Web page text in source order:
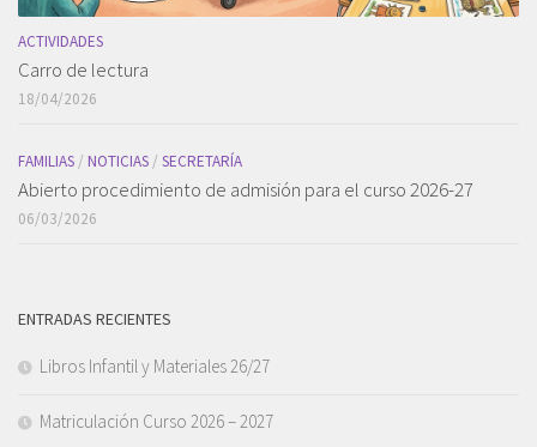
ACTIVIDADES
Carro de lectura
18/04/2026
FAMILIAS / NOTICIAS / SECRETARÍA
Abierto procedimiento de admisión para el curso 2026-27
06/03/2026
ENTRADAS RECIENTES
Libros Infantil y Materiales 26/27
Matriculación Curso 2026 – 2027